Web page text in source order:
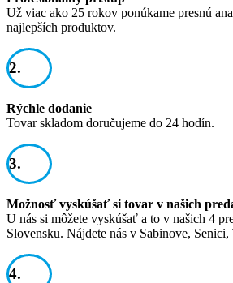
Už viac ako 25 rokov ponúkame presnú
najlepších produktov.
2.
Rýchle dodanie
Tovar skladom doručujeme do 24 hodín.
3.
Možnosť vyskúšať si tovar v našich
U nás si môžete vyskúšať a to v našich 4
Slovensku. Nájdete nás v Sabinove,
4.